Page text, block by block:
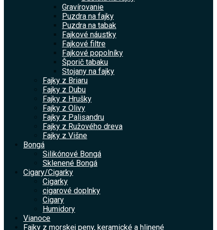
Gravírovanie
Puzdra na fajky
Puzdra na tabak
Fajkové náustky
Fajkové filtre
Fajkové popolníky
Šporič tabaku
Stojany na fajky
Fajky z Briaru
Fajky z Dubu
Fajky z Hrušky
Fajky z Olivy
Fajky z Palisandru
Fajky z Ružového dreva
Fajky z Višne
Bongá
Silikónové Bongá
Sklenené Bongá
Cigary/Cigarky
Cigarky
cigarové doplnky
Cigary
Humidory
Vianoce
Fajky z morskej peny, keramické a hlinené